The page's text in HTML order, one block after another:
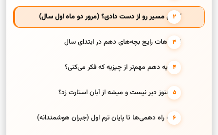
کجای مسیر رو از دست دادی؟ (مرور دو ماه اول سال)
اشتباهات رایج بچه‌های دهم در ابتدای سال
چرا پایه دهم مهم‌تر از چیزیه که فکر می‌کنی؟
چرا هنوز دیر نیست و میشه از آبان استارت زد؟
نقشه راه دهمی‌ها تا پایان ترم اول (جبران هوشمندانه)